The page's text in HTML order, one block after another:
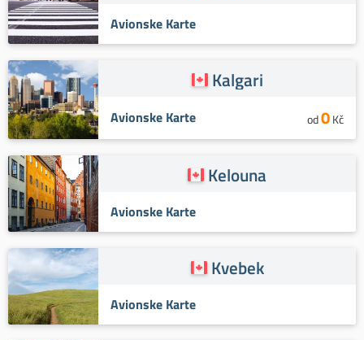
Avionske Karte
Kalgari
Avionske Karte od0Kč
Kelouna
Avionske Karte
Kvebek
Avionske Karte